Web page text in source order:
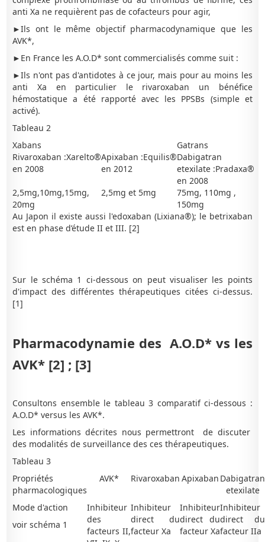
anti Xa ne requièrent pas de cofacteurs pour agir,
►Ils ont le même objectif pharmacodynamique que les
AVK*,
►En France les A.O.D* sont commercialisés comme suit :
►Ils n'ont pas d'antidotes à ce jour, mais pour au moins les
anti Xa en particulier le rivaroxaban un bénéfice
hémostatique a été rapporté avec les PPSBs (simple et
activé).
Tableau 2
Xabans
Gatrans
Rivaroxaban :Xarelto®
en 2008
Apixaban :Equilis®
en 2012
Dabigatran
etexilate :Pradaxa®
en 2008
2,5mg,10mg,15mg,
20mg
2,5mg et 5mg
75mg, 110mg ,
150mg
Au Japon il existe aussi l'edoxaban (Lixiana®); le betrixaban
est en phase d’étude II et III. [2]
Sur le schéma 1 ci-dessous on peut visualiser les points
d'impact des différentes thérapeutiques citées ci-dessus.
[1]
Pharmacodynamie des A.O.D* vs les
AVK* [2] ; [3]
Consultons ensemble le tableau 3 comparatif ci-dessous :
A.O.D* versus les AVK*.
Les informations décrites nous permettront de discuter
des modalités de surveillance des ces thérapeutiques.
Tableau 3
Propriétés
pharmacologiques
AVK* Rivaroxaban Apixaban Dabigatran
etexilate
Mode d'action
voir schéma 1
Inhibiteur
des
facteurs II,
Inhibiteur
direct du
facteur Xa
Inhibiteur
direct du
facteur Xa
Inhibiteur
direct du
facteur IIa